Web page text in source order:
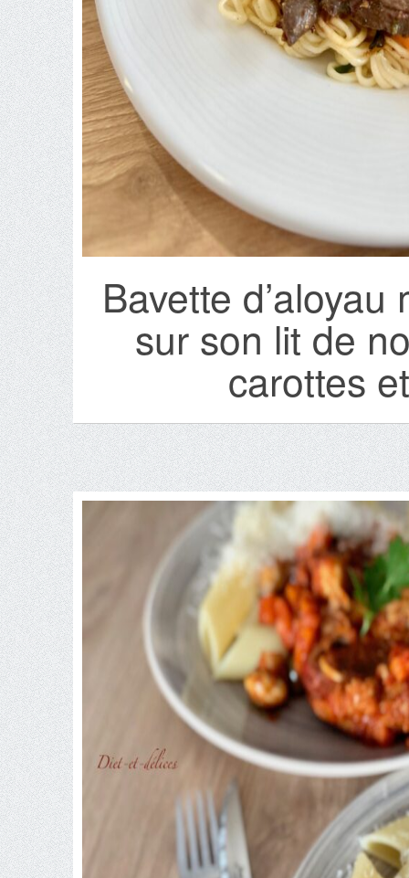
Bavette
sur son lit de
carottes